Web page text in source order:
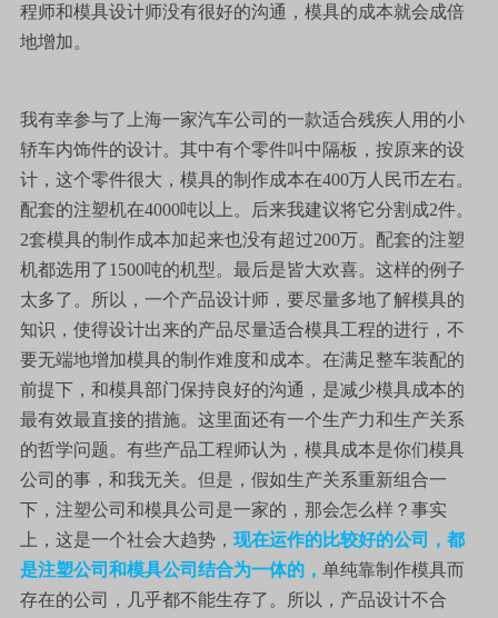
程师和模具设计师没有很好的沟通，模具的成本就会成倍
地增加。
我有幸参与了上海一家汽车公司的一款适合残疾人用的小
轿车内饰件的设计。其中有个零件叫中隔板，按原来的设
计，这个零件很大，模具的制作成本在400万人民币左右。
配套的注塑机在4000吨以上。后来我建议将它分割成2件。
2套模具的制作成本加起来也没有超过200万。配套的注塑
机都选用了1500吨的机型。最后是皆大欢喜。这样的例子
太多了。所以，一个产品设计师，要尽量多地了解模具的
知识，使得设计出来的产品尽量适合模具工程的进行，不
要无端地增加模具的制作难度和成本。在满足整车装配的
前提下，和模具部门保持良好的沟通，是减少模具成本的
最有效最直接的措施。这里面还有一个生产力和生产关系
的哲学问题。有些产品工程师认为，模具成本是你们模具
公司的事，和我无关。但是，假如生产关系重新组合一
下，注塑公司和模具公司是一家的，那会怎么样？事实
上，这是一个社会大趋势， 现在运作的比较好的公司，都
是注塑公司和模具公司结合为一体的， 单纯靠制作模具而
存在的公司，几乎都不能生存了。所以，产品设计不合